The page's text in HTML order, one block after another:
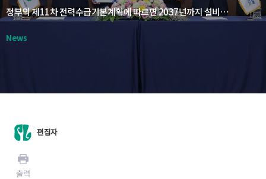
정부의 제11차 전력수급기본계획에 따르면 2037년까지 설비용량 5.7GW 규모의 양수발전소가 총 9개소에 건설될 예정이다. 올해 하반기에는 추가 1.25GW에 대한 사업자 선정도 진행될 예정이다.
News
편집자
출력